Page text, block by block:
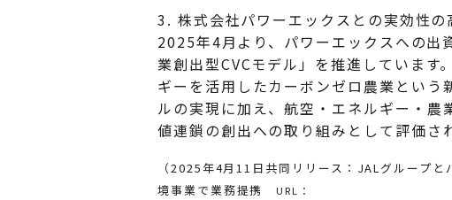
3. 株式会社パワーエックスとの実効性の
2025年4月より、パワーエックスへの出
業創出型CVCモデル」を推進しています
ギーを活用したカーボンゼロ農業という
ルの実現に加え、航空・エネルギー・農
値連鎖の創出への取り組みとして評価さ
（2025年4月11日共同リリース：JALグループと
境事業で業務提携URL：